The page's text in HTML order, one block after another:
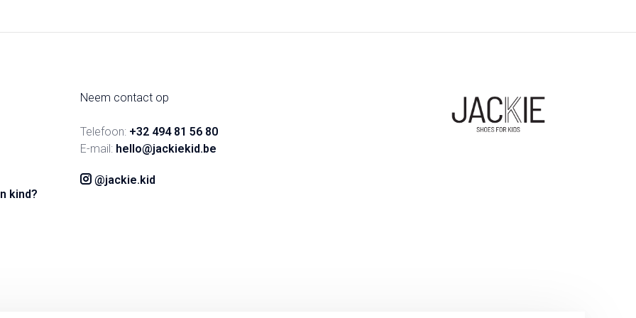
kind?
Neem contact op
Telefoon: +32 494 81 56 80
E-mail: hello@jackiekid.be
@jackie.kid